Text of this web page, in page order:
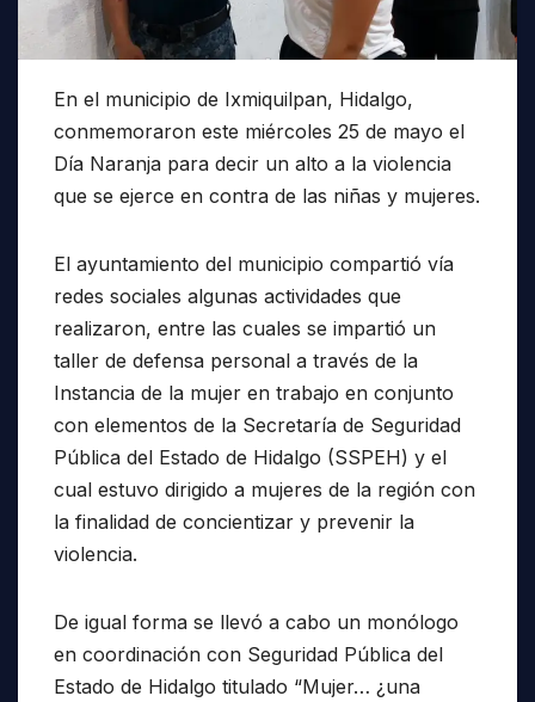
En el municipio de Ixmiquilpan, Hidalgo,
conmemoraron este miércoles 25 de mayo el
Día Naranja para decir un alto a la violencia
que se ejerce en contra de las niñas y mujeres.
El ayuntamiento del municipio compartió vía
redes sociales algunas actividades que
realizaron, entre las cuales se impartió un
taller de defensa personal a través de la
Instancia de la mujer en trabajo en conjunto
con elementos de la Secretaría de Seguridad
Pública del Estado de Hidalgo (SSPEH) y el
cual estuvo dirigido a mujeres de la región con
la finalidad de concientizar y prevenir la
violencia.
De igual forma se llevó a cabo un monólogo
en coordinación con Seguridad Pública del
Estado de Hidalgo titulado “Mujer… ¿una